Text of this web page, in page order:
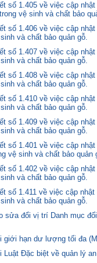
số 1.405 về việc cập
vệ sinh và chất bảo
số 1.406 về việc cập
và chất bảo quản gỗ.
số 1.407 về việc cập
và chất bảo quản gỗ.
số 1.408 về việc cập
và chất bảo quản gỗ.
số 1.410 về việc cập
và chất bảo quản gỗ.
số 1.409 về việc cập
và chất bảo quản gỗ.
số 1.401 về việc cập
vệ sinh và chất bảo quản
số 1.402 về việc cập
và chất bảo quản gỗ.
số 1.411 về việc cập
và chất bảo quản gỗ.
sửa đổi vị trí Danh mục
hạn dư lượng tối đa
Đặc biệt về quản lý